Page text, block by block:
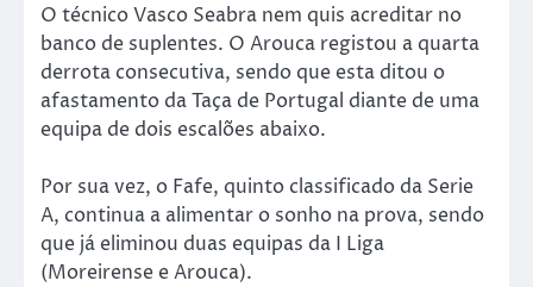
O técnico Vasco Seabra nem quis acreditar no
banco de suplentes. O Arouca registou a quarta
derrota consecutiva, sendo que esta ditou o
afastamento da Taça de Portugal diante de uma
equipa de dois escalões abaixo.
Por sua vez, o Fafe, quinto classificado da Serie
A, continua a alimentar o sonho na prova, sendo
que já eliminou duas equipas da I Liga
(Moreirense e Arouca).